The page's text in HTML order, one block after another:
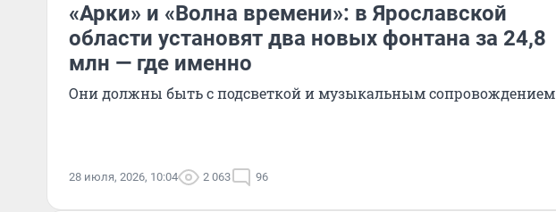
«Арки» и «Волна времени»: в Ярославской
области установят два новых фонтана за 24,8
млн — где именно
Они должны быть с подсветкой и музыкальным сопровождением
28 июля, 2026, 10:04 2 063 96